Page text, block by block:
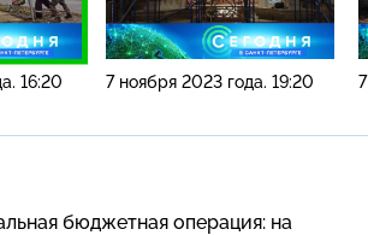
16:20 7 ноября 2023 года. 19:20
бюджетная операция: на